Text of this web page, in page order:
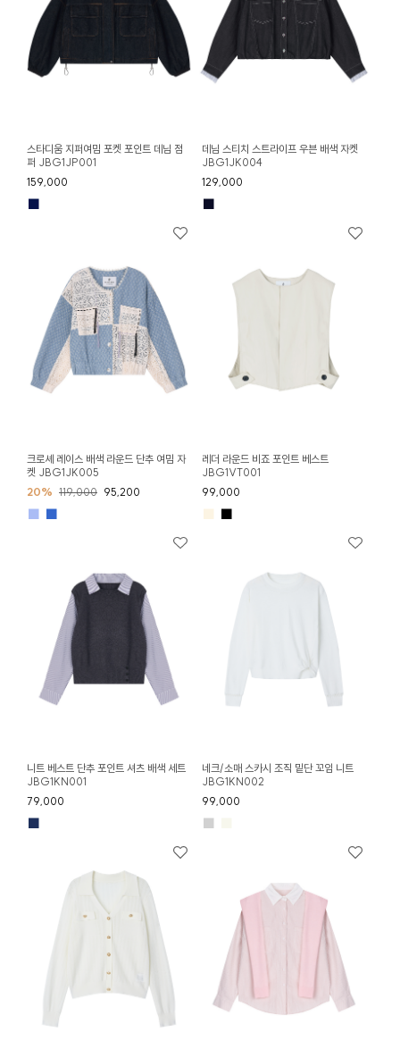
스타디움 지퍼여밈 포켓 포인트 데님 점
퍼 JBG1JP001
159,000
■
데님 스티치 스트라이프 우븐 배색 자켓
JBG1JK004
129,000
■
크로셰 레이스 배색 라운드 단추 여밈 자
켓 JBG1JK005
20% 119,000 95,200
■ ■
레더 라운드 비죠 포인트 베스트
JBG1VT001
99,000
■ ■
니트 베스트 단추 포인트 셔츠 배색 세트
JBG1KN001
79,000
■
네크/소매 스카시 조직 밑단 꼬임 니트
JBG1KN002
99,000
■